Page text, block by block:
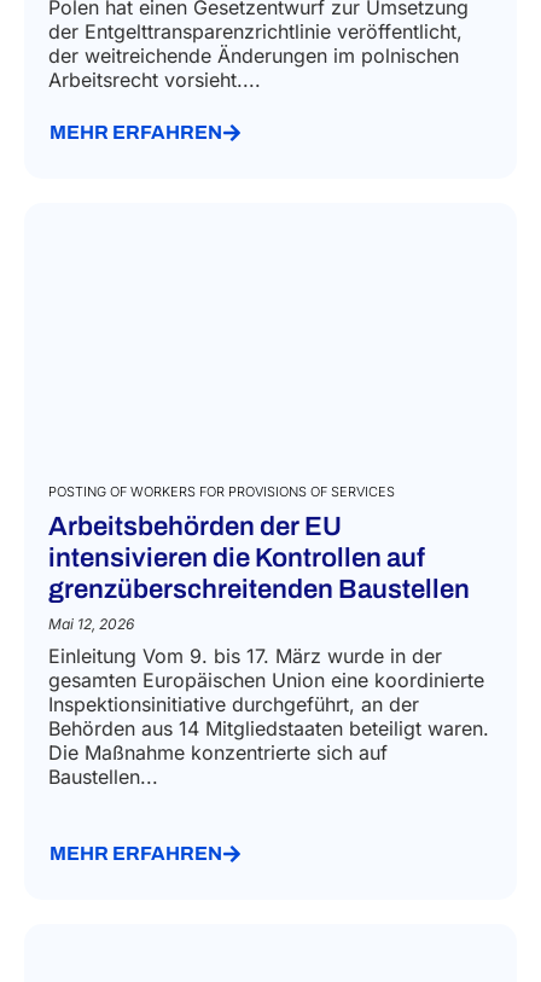
Polen hat einen Gesetzentwurf zur Umsetzung
der Entgelttransparenzrichtlinie veröffentlicht,
der weitreichende Änderungen im polnischen
Arbeitsrecht vorsieht....
MEHR ERFAHREN
POSTING OF WORKERS FOR PROVISIONS OF SERVICES
Arbeitsbehörden der EU
intensivieren die Kontrollen auf
grenzüberschreitenden Baustellen
Mai 12, 2026
Einleitung Vom 9. bis 17. März wurde in der
gesamten Europäischen Union eine koordinierte
Inspektionsinitiative durchgeführt, an der
Behörden aus 14 Mitgliedstaaten beteiligt waren.
Die Maßnahme konzentrierte sich auf
Baustellen...
MEHR ERFAHREN